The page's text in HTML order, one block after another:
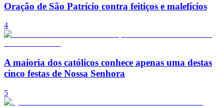
Oração de São Patrício contra feitiços e malefícios
4
A maioria dos católicos conhece apenas uma destas
cinco festas de Nossa Senhora
5